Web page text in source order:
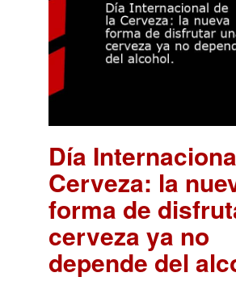
Día
Cerveza: la
forma de
cerveza ya no
depende del